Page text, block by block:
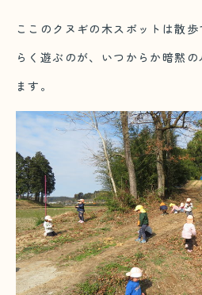
ここのクヌギの木スポットは散
らく遊ぶのが、いつからか暗黙
ます。